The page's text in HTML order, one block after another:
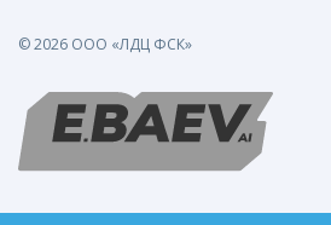
© 2026 ООО «ЛДЦ ФСК»